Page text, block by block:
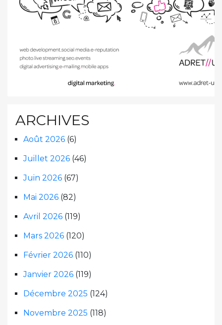
ARCHIVES
Août 2026 (6)
Juillet 2026 (46)
Juin 2026 (67)
Mai 2026 (82)
Avril 2026 (119)
Mars 2026 (120)
Février 2026 (110)
Janvier 2026 (119)
Décembre 2025 (124)
Novembre 2025 (118)